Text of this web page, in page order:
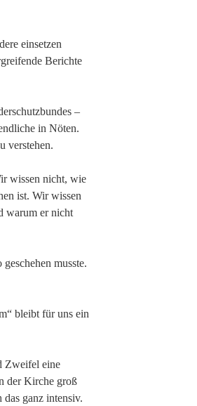
einsetzen
Berichte
–
in Nöten.
verstehen.
wissen nicht, wie
ist. Wir wissen
warum er nicht
musste.
bleibt für uns ein
Zweifel eine
der Kirche groß
ganz intensiv.